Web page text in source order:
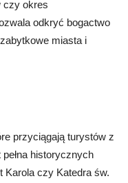
czy okres
odkryć bogactwo
miasta i
przyciągają turystów z
historycznych
Karola czy Katedra św.